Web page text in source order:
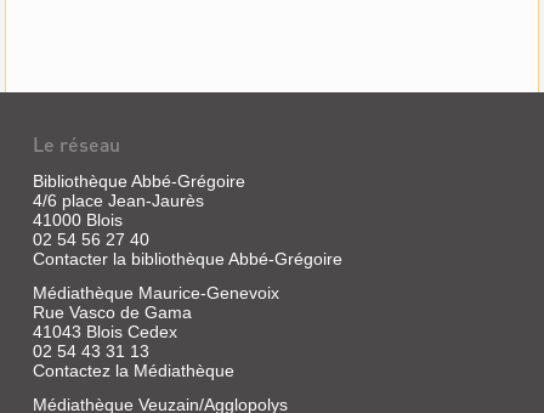
Le réseau
Bibliothèque Abbé-Grégoire
4/6 place Jean-Jaurès
41000 Blois
02 54 56 27 40
Contacter la bibliothèque Abbé-Grégoire
Médiathèque Maurice-Genevoix
Rue Vasco de Gama
41043 Blois Cedex
02 54 43 31 13
Contactez la Médiathèque
Médiathèque Veuzain/Agglopolys